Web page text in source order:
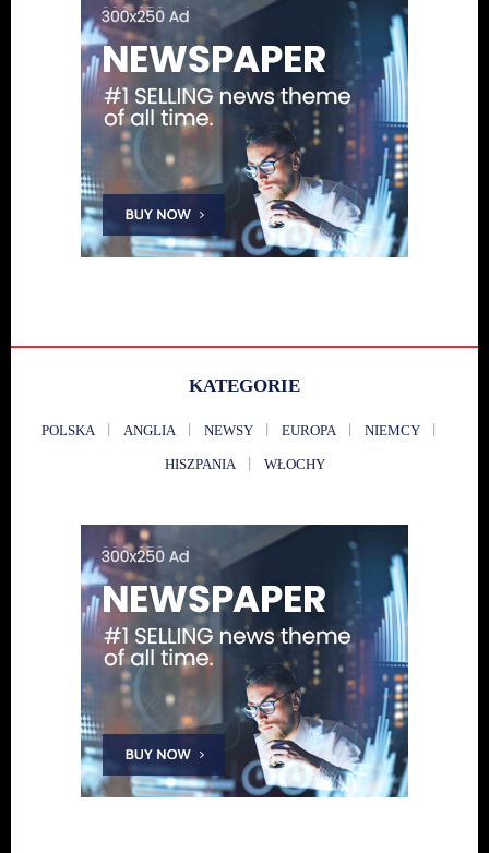
KATEGORIE
POLSKA ANGLIA NEWSY EUROPA NIEMCY
HISZPANIA WŁOCHY